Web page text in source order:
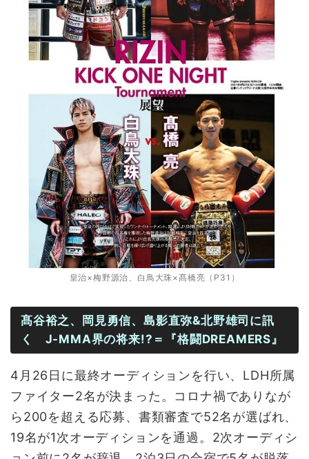
皇治×梅野源治、白鳥大珠×髙橋亮（P31）
髙谷裕之、岡見勇信、島影直弥&北野雄司に訊
く J-MMA界の将来!?＝『格闘DREAMERS』
4月26日に最終オーディションを行い、LDH所属
ファイター2名が決まった。コロナ禍でありなが
ら200を超える応募、書類審査で52名が選ばれ、
19名が1次オーディションを通過。2次オーディシ